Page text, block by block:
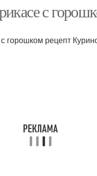
Фрикасе в
с
горошком рецепт